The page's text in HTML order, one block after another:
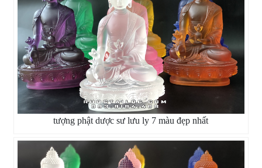
tượng phật dược sư lưu ly 7 màu đẹp nhất